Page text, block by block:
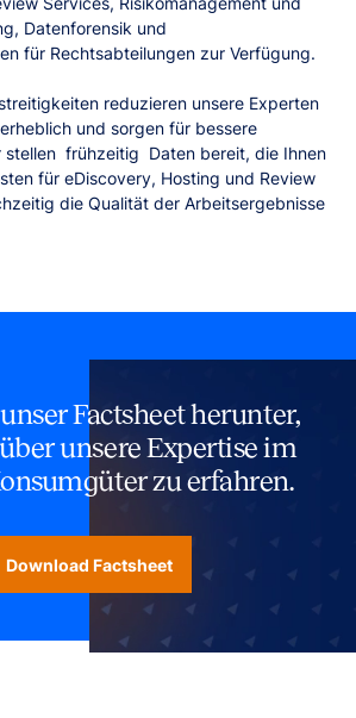
Datenforensik und
für Rechtsabteilungen zur Verfügung.
reduzieren unsere Experten
und sorgen für bessere
stellen frühzeitig Daten bereit, die Ihnen
für eDiscovery, Hosting und Review
die Qualität der Arbeitsergebnisse
Factsheet herunter,
unsere Expertise im
zu erfahren.
Download Factsheet